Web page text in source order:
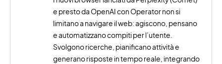
e presto da OpenAI con Operator non si
limitano a navigare il web: agiscono, pensano
e automatizzano compiti per l’utente.
Svolgono ricerche, pianificano attività e
generano risposte in tempo reale, integrando